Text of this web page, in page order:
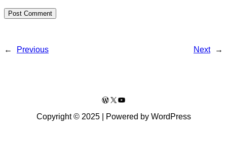
← Previous Next →
WordPress
X YouTube
Copyright © 2025 | Powered by WordPress